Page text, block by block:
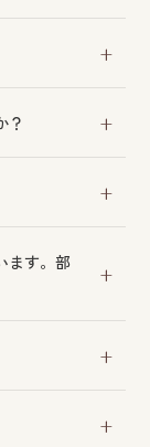
ングに通
の方も同
？
1回ではな
業績に
ございま
ます。部
。4店舗
ます。